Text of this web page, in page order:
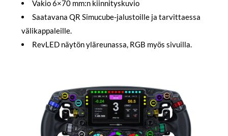
Vakio 6×70 mm:n kiinnityskuvio
Saatavana QR Simucube-jalustoille ja tarvittaessa
välikappaleille.
RevLED näytön yläreunassa, RGB myös sivuilla.